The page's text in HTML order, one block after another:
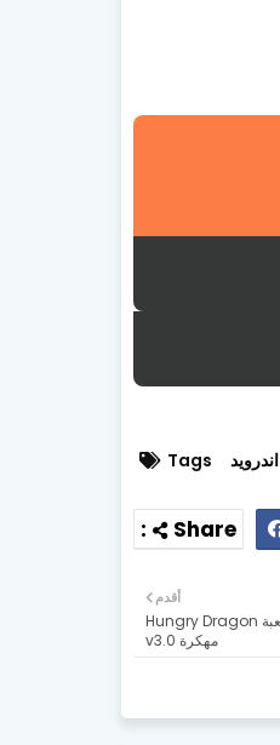
Tags اندرويد
أقدم
تحميل لعبة Hungry Dragon مهكرة v3.0 تحميل لعبة Hungry Dragon
مهكرة v3.0